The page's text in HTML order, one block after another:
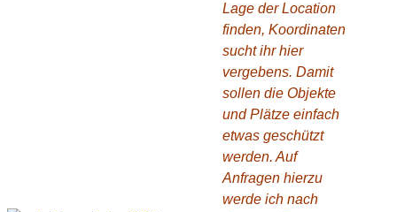
Lage der Location
finden, Koordinaten
sucht ihr hier
vergebens. Damit
sollen die Objekte
und Plätze einfach
etwas geschützt
werden. Auf
Anfragen hierzu
werde ich nach